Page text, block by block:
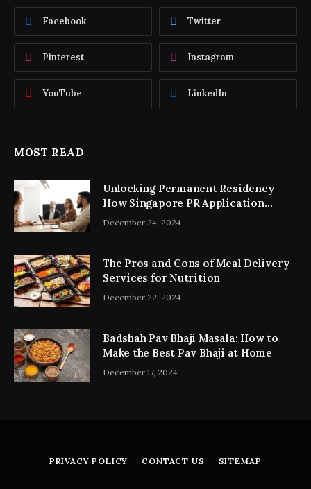
Facebook Twitter
Pinterest Instagram
YouTube LinkedIn
MOST READ
Unlocking Permanent Residency
How Singapore PR Application
Consultancy Simplifies the Process
December 24, 2024
The Pros and Cons of Meal Delivery
Services for Nutrition
December 22, 2024
Badshah Pav Bhaji Masala: How to
Make the Best Pav Bhaji at Home
December 17, 2024
PRIVACY POLICY CONTACT US SITEMAP